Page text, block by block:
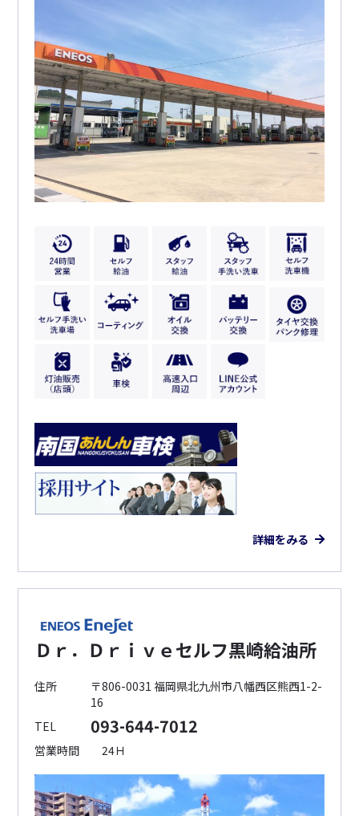
詳細をみる
Ｄｒ．Ｄｒｉｖｅセルフ黒崎給油所
住所
〒806-0031 福岡県北九州市八幡西区熊西1-2-
16
TEL
093-644-7012
営業時間 24Ｈ